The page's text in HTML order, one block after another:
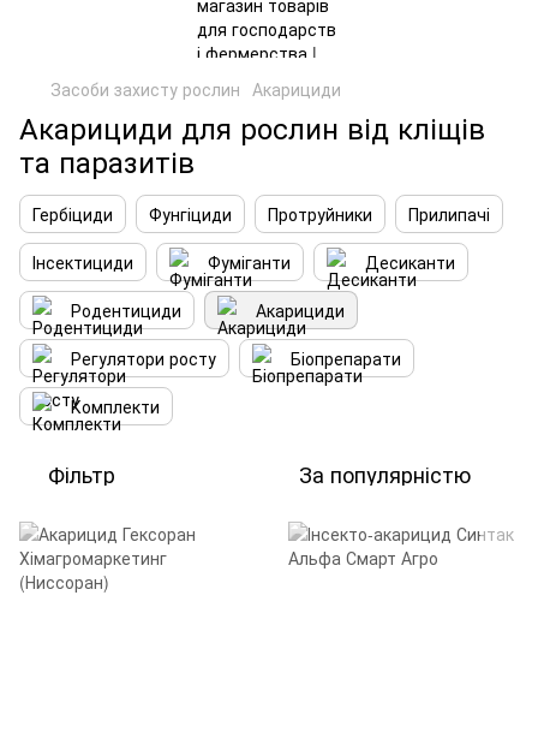
Засоби захисту рослин Акарициди
Акарициди для рослин від кліщів
та паразитів
Гербіциди Фунгіциди Протруйники
Прилипачі
Інсектициди
Фуміганти
Десиканти
Родентициди
Акарициди
Регулятори росту
Біопрепарати
Комплекти
Фільтр За популярністю